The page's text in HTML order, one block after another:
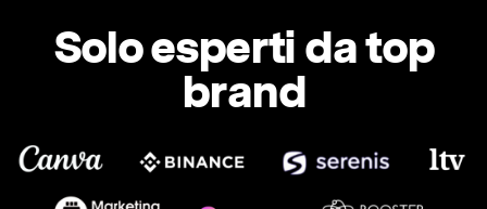
Solo esperti da top
brand